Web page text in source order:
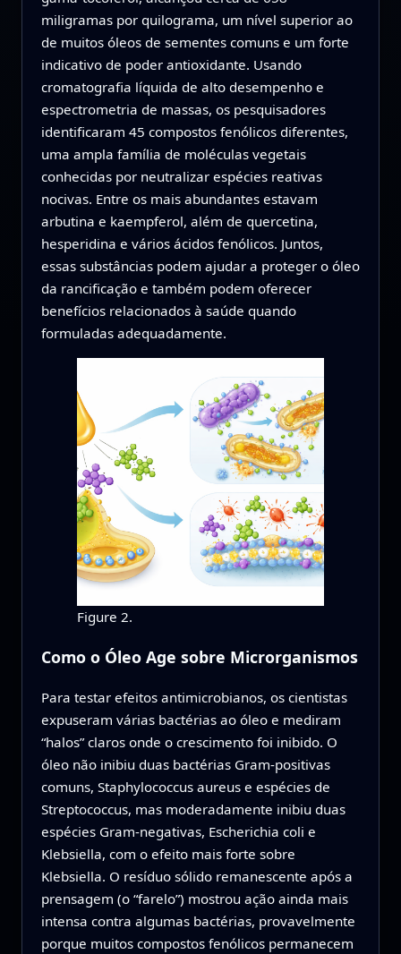
miligramas por quilograma, um nível superior ao
de muitos óleos de sementes comuns e um forte
indicativo de poder antioxidante. Usando
cromatografia líquida de alto desempenho e
espectrometria de massas, os pesquisadores
identificaram 45 compostos fenólicos diferentes,
uma ampla família de moléculas vegetais
conhecidas por neutralizar espécies reativas
nocivas. Entre os mais abundantes estavam
arbutina e kaempferol, além de quercetina,
hesperidina e vários ácidos fenólicos. Juntos,
essas substâncias podem ajudar a proteger o óleo
da rancificação e também podem oferecer
benefícios relacionados à saúde quando
formuladas adequadamente.
Figure 2.
Como o Óleo Age sobre Microrganismos
Para testar efeitos antimicrobianos, os cientistas
expuseram várias bactérias ao óleo e mediram
“halos” claros onde o crescimento foi inibido. O
óleo não inibiu duas bactérias Gram-positivas
comuns, Staphylococcus aureus e espécies de
Streptococcus, mas moderadamente inibiu duas
espécies Gram-negativas, Escherichia coli e
Klebsiella, com o efeito mais forte sobre
Klebsiella. O resíduo sólido remanescente após a
prensagem (o “farelo”) mostrou ação ainda mais
intensa contra algumas bactérias, provavelmente
porque muitos compostos fenólicos permanecem